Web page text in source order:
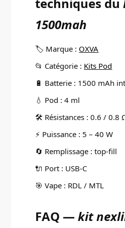
1500mah
🏷️ Marque : OXVA
📂 Catégorie : Kits Pod
🔋 Batterie : 1500 mAh
💧 Pod : 4 ml
🛠️ Résistances : 0.6 / 0.8
⚡ Puissance : 5 – 40 W
🔄 Remplissage : top-fill
🔌 Port : USB-C
🎯 Vape : RDL / MTL
FAQ —kit